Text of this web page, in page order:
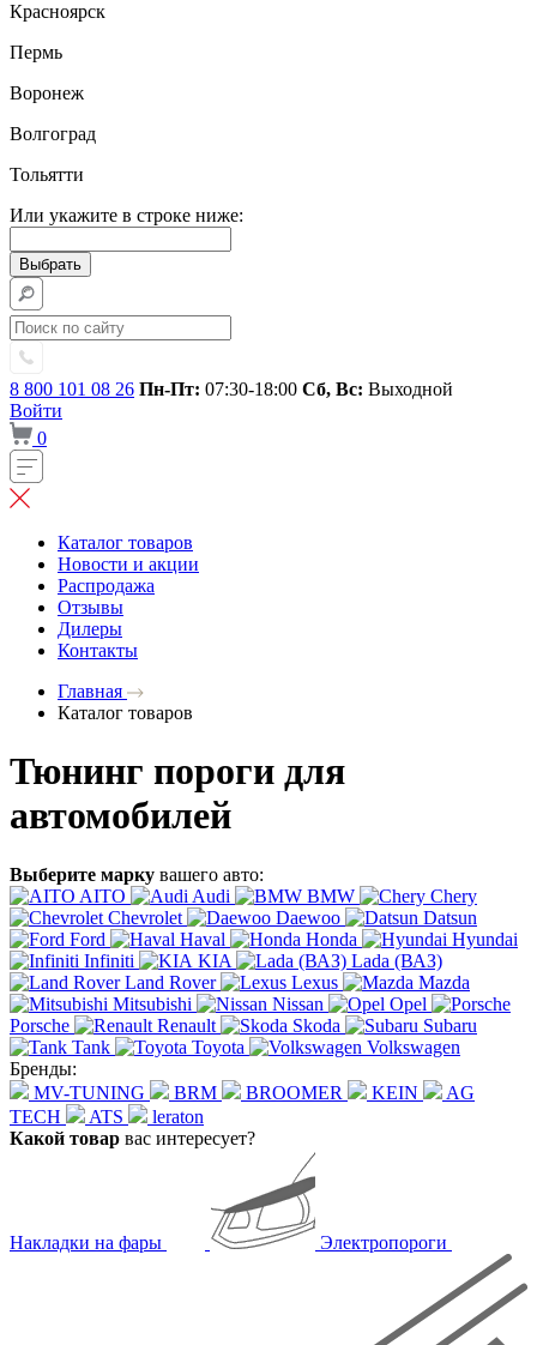
Красноярск
Пермь
Воронеж
Волгоград
Тольятти
Или укажите в строке ниже:
8 800 101 08 26 Пн-Пт: 07:30-18:00 Сб, Вс: Выходной
Войти
0
Каталог товаров
Новости и акции
Распродажа
Отзывы
Дилеры
Контакты
Главная
Каталог товаров
Тюнинг пороги для
автомобилей
Выберите марку вашего авто:
AITO
Audi BMW
Chery
Chevrolet
Daewoo
Datsun
Ford
Haval Honda
Hyundai
Infiniti
KIA
Lada (ВАЗ)
Land Rover
Lexus
Mazda
Mitsubishi
Nissan
Opel
Porsche
Renault Skoda
Subaru
Tank
Toyota
Volkswagen
Бренды:
MV-TUNING
BRM BROOMER KEIN
AG
TECH
ATS
leraton
Какой товар вас интересует?
Накладки на фары Электропороги